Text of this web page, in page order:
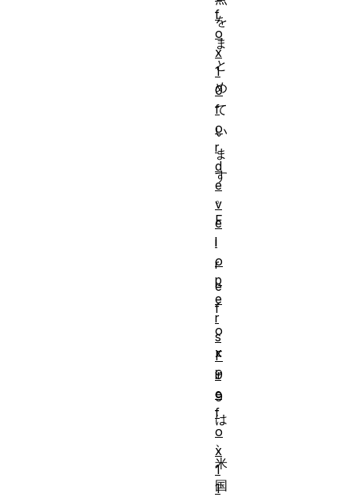
を
ま
と
め
て
い
ま
す
。
F
i
r
e
f
o
x
9
9
は
、
米
国
f
o
x
1
0
f
o
r
d
e
v
e
l
o
p
e
r
s
F
ir
e
f
o
x
1
1